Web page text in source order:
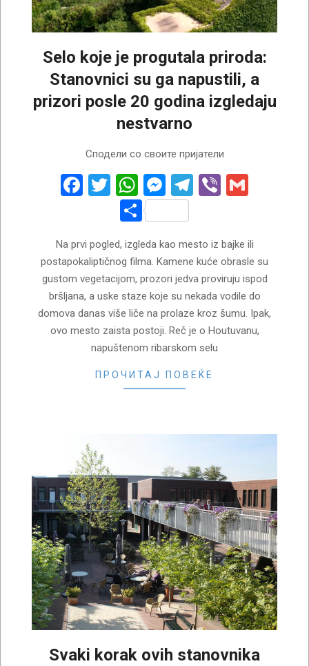
Selo koje je progutala priroda:
Stanovnici su ga napustili, a
prizori posle 20 godina izgledaju
nestvarno
Сподели со своите пријатели
Facebook
Twitter
WhatsApp
Messenger
Telegram
Viber
Share
Na prvi pogled, izgleda kao mesto iz bajke ili
postapokaliptičnog filma. Kamene kuće obrasle su
gustom vegetacijom, prozori jedva proviruju ispod
bršljana, a uske staze koje su nekada vodile do
domova danas više liče na prolaze kroz šumu. Ipak,
ovo mesto zaista postoji. Reč je o Houtuvanu,
napuštenom ribarskom selu
ПРОЧИТАЈ ПОВЕЌЕ
Svaki korak ovih stanovnika